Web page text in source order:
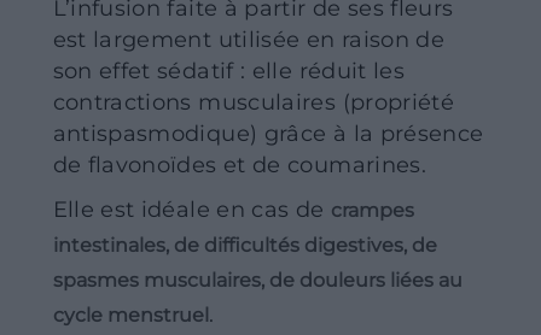
Nos marques
Voir toutes nos marques
Ligne Valverbe Chiesetta
Ligne Erbalis
Ligne Ecor
Blog
À propos de nous
L’infusion faite à partir de ses fleurs
est largement utilisée en raison de
son effet sédatif : elle réduit les
contractions musculaires (propriété
antispasmodique) grâce à la présence
de flavonoïdes et de coumarines.
Elle est idéale en cas de crampes
intestinales, de difficultés digestives, de
spasmes musculaires, de douleurs liées au
cycle menstruel.